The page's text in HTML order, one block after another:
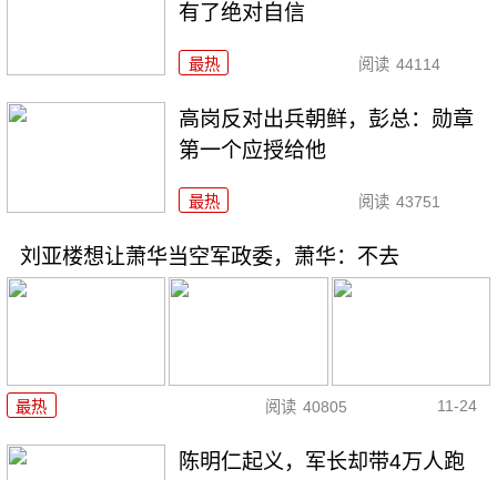
有了绝对自信
最热 阅读 44114
高岗反对出兵朝鲜，彭总：勋章
第一个应授给他
最热 阅读 43751
刘亚楼想让萧华当空军政委，萧华：不去
最热 阅读 40805 11-24
陈明仁起义，军长却带4万人跑